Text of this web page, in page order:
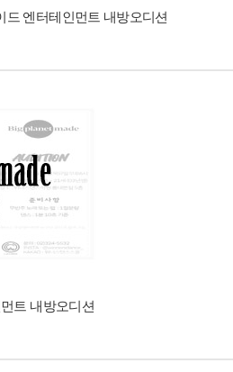
드 엔터테인먼트 내방오디션
트 내방오디션